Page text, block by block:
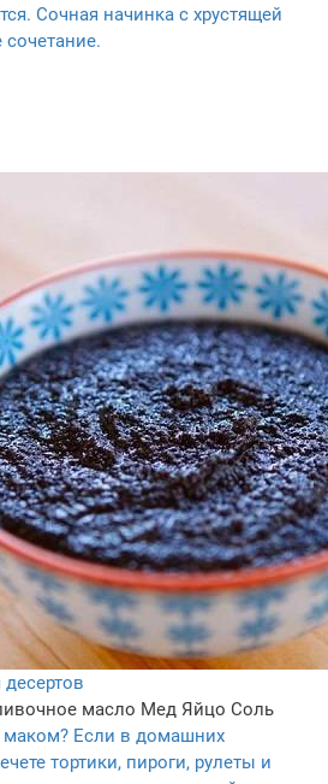
Сочная начинка с хрустящей
масло Мед Яйцо Соль
Если в домашних
тортики, пироги, рулеты и